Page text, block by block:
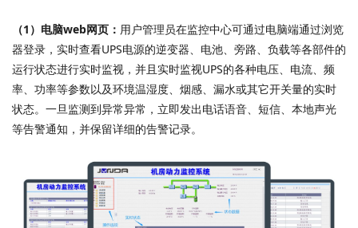
（1）电脑web网页： 用户管理员在监控中心可通过电脑端通过浏览
器登录，实时查看UPS电源的逆变器、电池、旁路、负载等各部件的
运行状态进行实时监视，并且实时监视UPS的各种电压、电流、频
率、功率等参数以及环境温湿度、烟感、漏水或其它开关量的实时
状态。一旦监测到异常异常，立即发出电话语音、短信、本地声光
等告警通知，并保留详细的告警记录。